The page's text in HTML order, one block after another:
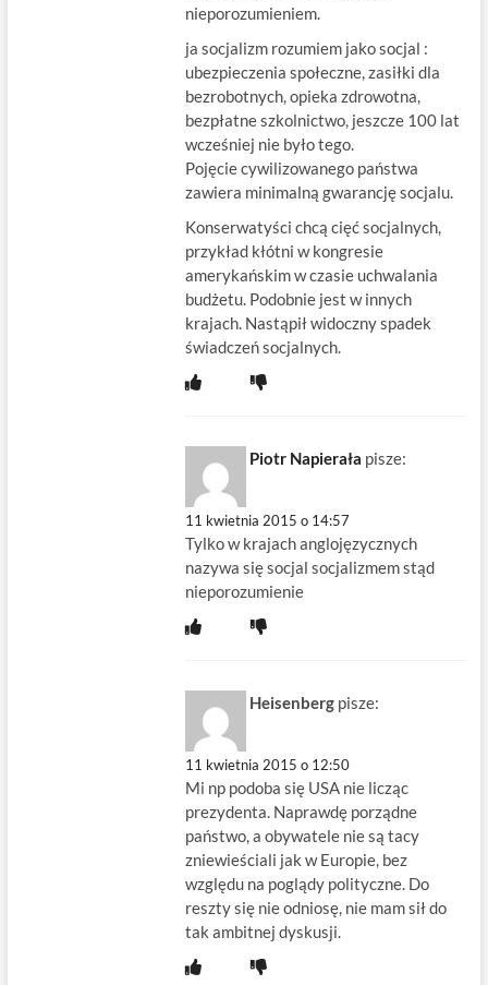
nieporozumieniem.
ja socjalizm rozumiem jako socjal :
ubezpieczenia społeczne, zasiłki dla
bezrobotnych, opieka zdrowotna,
bezpłatne szkolnictwo, jeszcze 100 lat
wcześniej nie było tego.
Pojęcie cywilizowanego państwa
zawiera minimalną gwarancję socjalu.
Konserwatyści chcą cięć socjalnych,
przykład kłótni w kongresie
amerykańskim w czasie uchwalania
budżetu. Podobnie jest w innych
krajach. Nastąpił widoczny spadek
świadczeń socjalnych.
Piotr Napierała pisze:
11 kwietnia 2015 o 14:57
Tylko w krajach anglojęzycznych
nazywa się socjal socjalizmem stąd
nieporozumienie
Heisenberg pisze:
11 kwietnia 2015 o 12:50
Mi np podoba się USA nie licząc
prezydenta. Naprawdę porządne
państwo, a obywatele nie są tacy
zniewieściali jak w Europie, bez
względu na poglądy polityczne. Do
reszty się nie odniosę, nie mam sił do
tak ambitnej dyskusji.